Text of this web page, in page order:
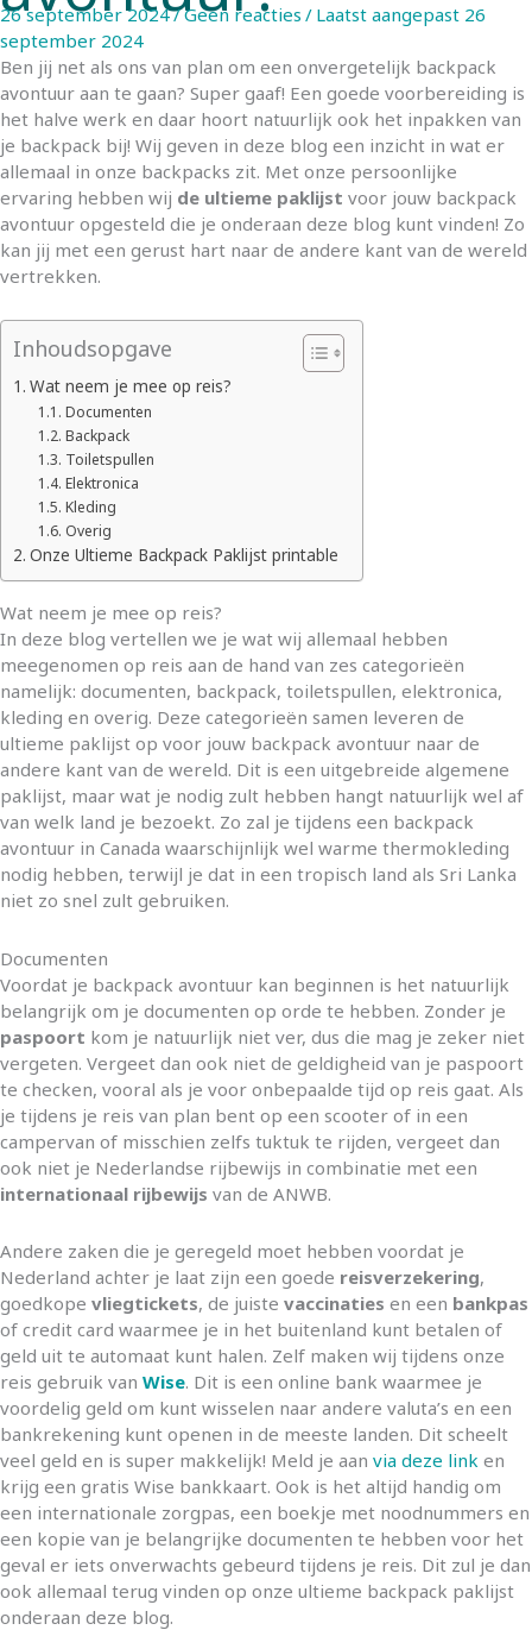
26 september 2024/Geen reacties / Laatst aangepast 26
september 2024
Ben jij net als ons van plan om een onvergetelijk backpack
avontuur aan te gaan? Super gaaf! Een goede voorbereiding is
het halve werk en daar hoort natuurlijk ook het inpakken van
je backpack bij! Wij geven in deze blog een inzicht in wat er
allemaal in onze backpacks zit. Met onze persoonlijke
ervaring hebben wij de ultieme paklijst voor jouw backpack
avontuur opgesteld die je onderaan deze blog kunt vinden! Zo
kan jij met een gerust hart naar de andere kant van de wereld
vertrekken.
Inhoudsopgave
Wat neem je mee op reis?
Documenten
Backpack
Toiletspullen
Elektronica
Kleding
Overig
Onze Ultieme Backpack Paklijst printable
Wat neem je mee op reis?
In deze blog vertellen we je wat wij allemaal hebben
meegenomen op reis aan de hand van zes categorieën
namelijk: documenten, backpack, toiletspullen, elektronica,
kleding en overig. Deze categorieën samen leveren de
ultieme paklijst op voor jouw backpack avontuur naar de
andere kant van de wereld. Dit is een uitgebreide algemene
paklijst, maar wat je nodig zult hebben hangt natuurlijk wel af
van welk land je bezoekt. Zo zal je tijdens een backpack
avontuur in Canada waarschijnlijk wel warme thermokleding
nodig hebben, terwijl je dat in een tropisch land als Sri Lanka
niet zo snel zult gebruiken.
Documenten
Voordat je backpack avontuur kan beginnen is het natuurlijk
belangrijk om je documenten op orde te hebben. Zonder je
paspoort kom je natuurlijk niet ver, dus die mag je zeker niet
vergeten. Vergeet dan ook niet de geldigheid van je paspoort
te checken, vooral als je voor onbepaalde tijd op reis gaat. Als
je tijdens je reis van plan bent op een scooter of in een
campervan of misschien zelfs tuktuk te rijden, vergeet dan
ook niet je Nederlandse rijbewijs in combinatie met een
internationaal rijbewijs van de ANWB.
Andere zaken die je geregeld moet hebben voordat je
Nederland achter je laat zijn een goede reisverzekering,
goedkope vliegtickets, de juiste vaccinaties en een bankpas
of credit card waarmee je in het buitenland kunt betalen of
geld uit te automaat kunt halen. Zelf maken wij tijdens onze
reis gebruik van Wise. Dit is een online bank waarmee je
voordelig geld om kunt wisselen naar andere valuta’s en een
bankrekening kunt openen in de meeste landen. Dit scheelt
veel geld en is super makkelijk! Meld je aan via deze link en
krijg een gratis Wise bankkaart. Ook is het altijd handig om
een internationale zorgpas, een boekje met noodnummers en
een kopie van je belangrijke documenten te hebben voor het
geval er iets onverwachts gebeurd tijdens je reis. Dit zul je dan
ook allemaal terug vinden op onze ultieme backpack paklijst
onderaan deze blog.